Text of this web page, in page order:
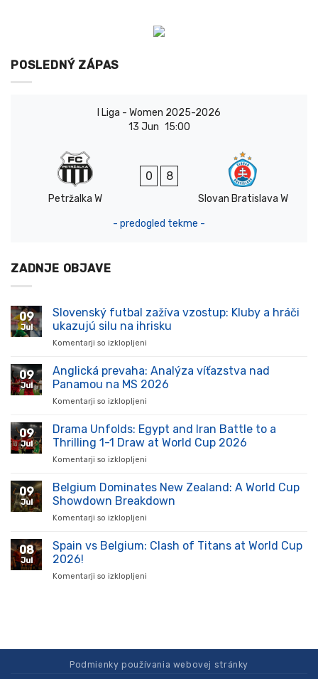
POSLEDNÝ ZÁPAS
I Liga - Women 2025-2026
13 Jun 15:00
Petržalka W
0 8
Slovan Bratislava W
- predogled tekme -
ZADNJE OBJAVE
09
Jul
Slovenský futbal zažíva vzostup: Kluby a hráči
ukazujú silu na ihrisku
Komentarji so izklopljeni
futbal
zažíva
vzostup:
hráči
ukazujú
09
Jul
Anglická prevaha: Analýza víťazstva nad
Panamou na MS 2026
Komentarji so izklopljeni
prevaha:
Analýza
víťazstva
na
MS
09
Jul
Drama Unfolds: Egypt and Iran Battle to a
Thrilling 1-1 Draw at World Cup 2026
Komentarji so izklopljeni
Unfolds:
Egypt
and
to
09
Jul
Belgium Dominates New Zealand: A World Cup
Showdown Breakdown
Komentarji so izklopljeni
Dominates
08
Jul
Spain vs Belgium: Clash of Titans at World Cup
2026!
Komentarji so izklopljeni
Titans
at
Podmienky používania webovej stránky